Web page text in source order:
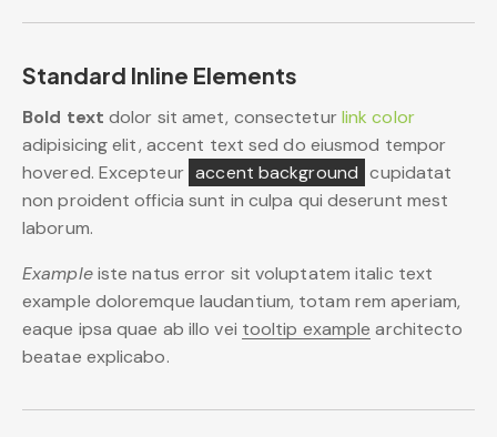
Standard Inline Elements
Bold text dolor sit amet, consecteturlink color
adipisicing elit, accent text sed do eiusmod tempor
hovered. Excepteur accent background cupidatat
non proident officia sunt in culpa qui deserunt mest
laborum.
Exampleiste natus error sit voluptatem italic text
example doloremque laudantium, totam rem aperiam,
eaque ipsa quae ab illo vei tooltip example architecto
beatae explicabo.